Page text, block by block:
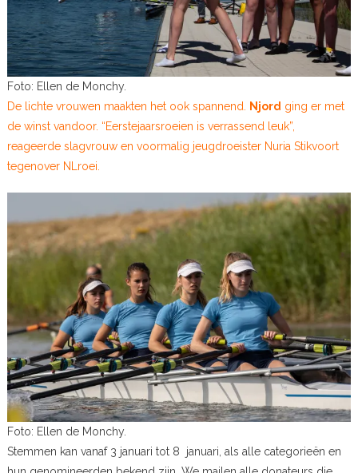
Foto: Ellen de Monchy.
De lichte vrouwen maakten het ook spannend. Njord ging er met
de winst vandoor. “Eerstejaarsroeien is verrassend leuk”,
reageerde slagvrouw en voormalig jeugdroeister Nuria Stikvoort
tegenover NLroei.
Foto: Ellen de Monchy.
Stemmen kan vanaf 3 januari tot 8 januari, als alle categorieën en